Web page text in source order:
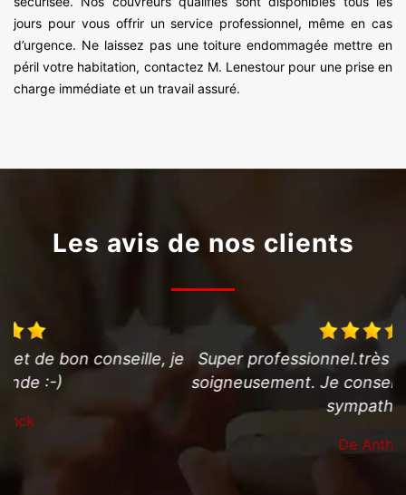
jours pour vous offrir un service professionnel, même en cas
d’urgence. Ne laissez pas une toiture endommagée mettre en
péril votre habitation, contactez M. Lenestour pour une prise en
charge immédiate et un travail assuré.
Les avis de nos clients
Super professionnel.très disponible, travail fait
soigneusement. Je conseille fortement et super
De Anthony